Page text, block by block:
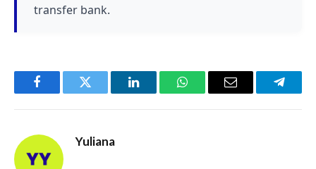
transfer bank.
FacebookTwitter LinkedInWhatsAppEmail
Yuliana